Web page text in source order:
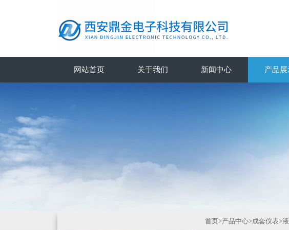
网站首页 关于我们 新闻中心 产品展
首页>产品中心>成套仪表>